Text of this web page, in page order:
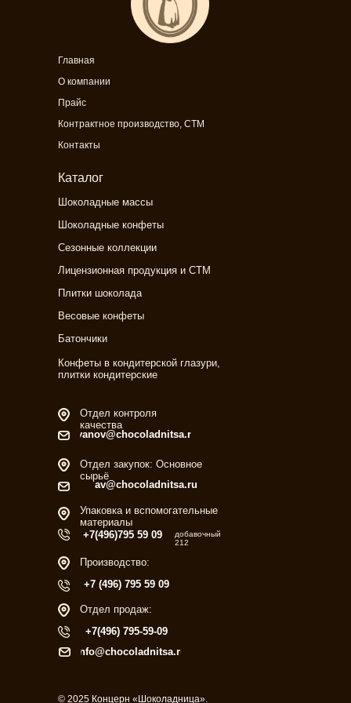
Шоколадные массы
Шоколадные конфеты
Сезонные коллекции
Лицензионная продукция и СТМ
Плитки шоколада
Весовые конфеты
Каталог
Батончики
Конфеты в кондитерской глазури,
плитки кондитерские
Прайс
Контрактное производство, СТМ
Контакты
Главная
О компании
ivanov@chocoladnitsa.ru
Отдел контроля
качества
info@chocoladnitsa.ru
+7(496) 795-59-09
Отдел продаж:
+7 (496) 795 59 09
Производство:
добавочный
212
+7(496)795 59 09
Упаковка и вспомогательные
материалы
av@chocoladnitsa.ru
Отдел закупок: Основное
сырьё
© 2025 Концерн «Шоколадница».